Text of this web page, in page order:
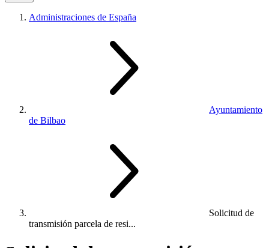
Administraciones de España
Ayuntamiento
de Bilbao
Solicitud de
transmisión parcela de resi...